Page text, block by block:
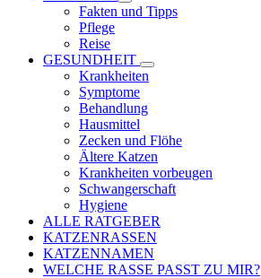
Fakten und Tipps
Pflege
Reise
GESUNDHEIT
Krankheiten
Symptome
Behandlung
Hausmittel
Zecken und Flöhe
Ältere Katzen
Krankheiten vorbeugen
Schwangerschaft
Hygiene
ALLE RATGEBER
KATZENRASSEN
KATZENNAMEN
WELCHE RASSE PASST ZU MIR?